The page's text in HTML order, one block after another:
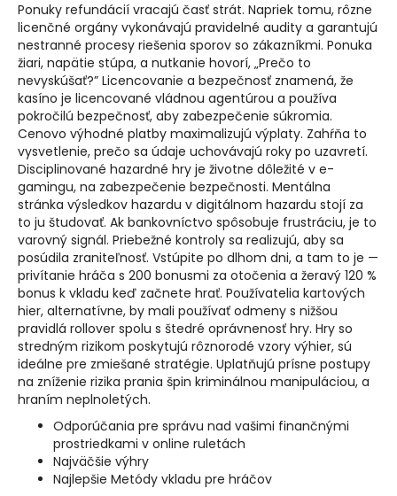
Ponuky refundácií vracajú časť strát. Napriek tomu, rôzne
licenčné orgány vykonávajú pravidelné audity a garantujú
nestranné procesy riešenia sporov so zákazníkmi. Ponuka
žiari, napätie stúpa, a nutkanie hovorí, „Prečo to
nevyskúšať?” Licencovanie a bezpečnosť znamená, že
kasíno je licencované vládnou agentúrou a používa
pokročilú bezpečnosť, aby zabezpečenie súkromia.
Cenovo výhodné platby maximalizujú výplaty. Zahŕňa to
vysvetlenie, prečo sa údaje uchovávajú roky po uzavretí.
Disciplinované hazardné hry je životne dôležité v e-
gamingu, na zabezpečenie bezpečnosti. Mentálna
stránka výsledkov hazardu v digitálnom hazardu stojí za
to ju študovať. Ak bankovníctvo spôsobuje frustráciu, je to
varovný signál. Priebežné kontroly sa realizujú, aby sa
posúdila zraniteľnosť. Vstúpite po dlhom dni, a tam to je —
privítanie hráča s 200 bonusmi za otočenia a žeravý 120 %
bonus k vkladu keď začnete hrať. Používatelia kartových
hier, alternatívne, by mali používať odmeny s nižšou
pravidlá rollover spolu s štedré oprávnenosť hry. Hry so
stredným rizikom poskytujú rôznorodé vzory výhier, sú
ideálne pre zmiešané stratégie. Uplatňujú prísne postupy
na zníženie rizika prania špin kriminálnou manipuláciou, a
hraním neplnoletých.
Odporúčania pre správu nad vašimi finančnými
prostriedkami v online ruletách
Najväčšie výhry
Najlepšie Metódy vkladu pre hráčov